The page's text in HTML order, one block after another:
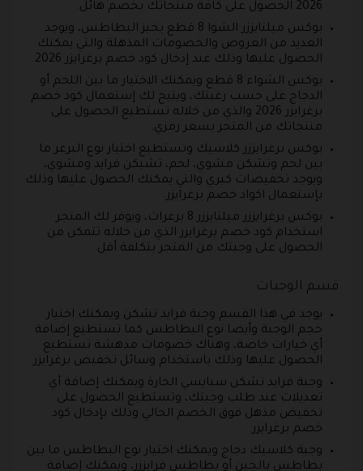
2026 الحصول على كافة منتجاتك بخصم هائل.
بوكس ميلتايززر الشوا 8 قطع بخبز البطاطس، ويوجد
العديد من العروض والخصومات المذهلة والتي يمكنك
الحصول عليها وذلك عند إدخال كود خصم برغرايزر 2026.
بوكس الشواء 8 قطع ويمكنك الاختيار ما بين اللحم أو
الدجاج على حسب رغبتك، ويتيح لك إستعمال كود خصم
برغرايزر 2026 والذي من خلاله تستطيع الحصول على
منتجاتك من المتجر بسعر رمزي.
بوكس برغرايززر كلاسيك وتستطيع اختيار نوع البرغر ما
بين لحم وتشكن مشوي، لحم، تشيكن فرايد ومشوي،
ويوجد تخفيضات كبري والتي يمكنك الحصول عليها وذلك
بإستعمال اكواد خصم برغرايزر.
بوكس برغرايززر ميلتايززر 8 برغرات، ويوفر لك المتجر
استخدام كود خصم برغرايزر الذي من خلاله تتمكن من
الحصول على وجبتك من المتجر بتكلفة أقل.
قسم الوجبات
يوجد في هذا القسم وجبة فرايد تشكن ويمكنك اختيار
حجم الوجبة وأيضا نوع البطاطس كما تستطيع إضافة
أي خيارات خاصة، وهناك خصومات مدهشة تستطيع
الحصول عليها وذلك باستخدام وسائل تخفيض برغرايزر.
وجبة فرايد تشكن سبايسي الحارة ويمكنك إضافة أي
تعديلات عند طلب وجبتك، وتستطيع الحصول على
تخفيض مذهل فوق الخصم الحالي وذلك بإدخال كود
خصم برغرايزر.
وجبة كلاسيك دجاج ويمكنك اختيار نوع البطاطس ما بين
بطاطس بالجبن أو بطاطس فرايززر، ويمكنك إضافة